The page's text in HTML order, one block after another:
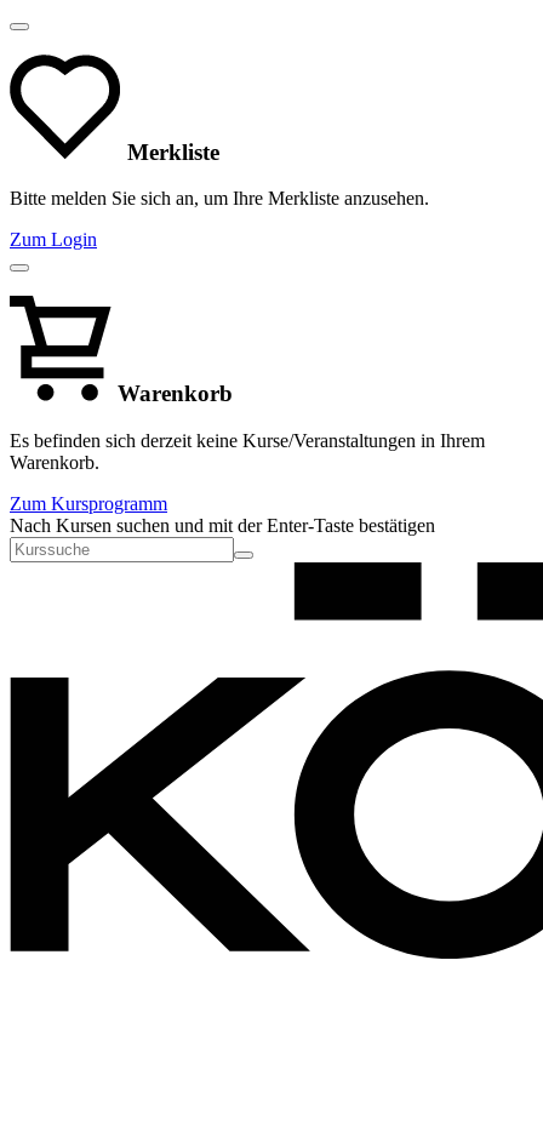
Merkliste
Bitte melden Sie sich an, um Ihre Merkliste anzusehen.
Zum Login
Warenkorb
Es befinden sich derzeit keine Kurse/Veranstaltungen in Ihrem
Warenkorb.
Zum Kursprogramm
Nach Kursen suchen und mit der Enter-Taste bestätigen